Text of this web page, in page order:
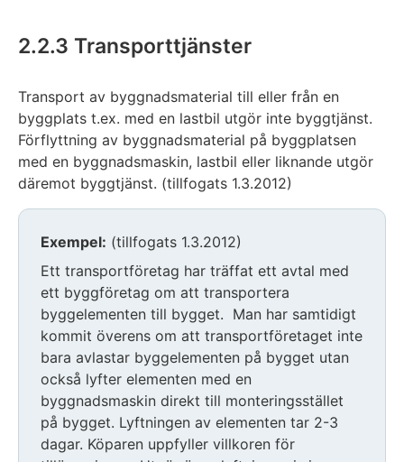
2.2.3 Transporttjänster
Transport av byggnadsmaterial till eller från en
byggplats t.ex. med en lastbil utgör inte byggtjänst.
Förflyttning av byggnadsmaterial på byggplatsen
med en byggnadsmaskin, lastbil eller liknande utgör
däremot byggtjänst. (tillfogats 1.3.2012)
Exempel: (tillfogats 1.3.2012)
Ett transportföretag har träffat ett avtal med
ett byggföretag om att transportera
byggelementen till bygget. Man har samtidigt
kommit överens om att transportföretaget inte
bara avlastar byggelementen på bygget utan
också lyfter elementen med en
byggnadsmaskin direkt till monteringsstället
på bygget. Lyftningen av elementen tar 2-3
dagar. Köparen uppfyller villkoren för